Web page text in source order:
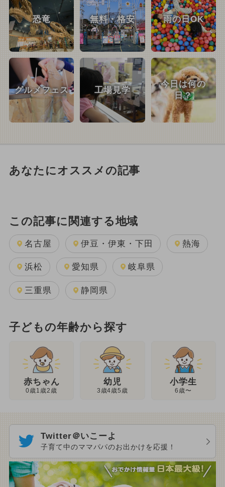
恐竜 無料・格安 雨の日OK
グルメフェス 工場見学
今日は何の
日？
あなたにオススメの記事
この記事に関連する地域
名古屋 伊豆・伊東・下田 熱海
浜松 愛知県 岐阜県
三重県 静岡県
子どもの年齢から探す
赤ちゃん
0歳1歳2歳
幼児
3歳4歳5歳
小学生
6歳〜
Twitter＠いこーよ
子育て中のママパパのお出かけを応援！